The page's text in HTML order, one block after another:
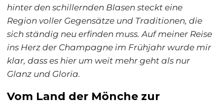
hinter den schillernden Blasen steckt eine
Region voller Gegensätze und Traditionen, die
sich ständig neu erfinden muss. Auf meiner Reise
ins Herz der Champagne im Frühjahr wurde mir
klar, dass es hier um weit mehr geht als nur
Glanz und Gloria.
Vom Land der Mönche zur